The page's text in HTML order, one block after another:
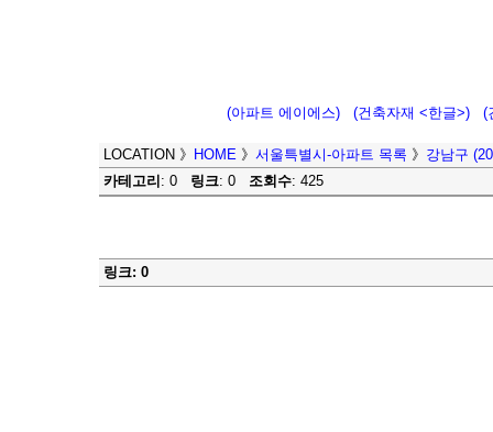
(아파트 에이에스) (건축자재 <한글>) (
LOCATION 》 HOME 》 서울특별시-아파트 목록 》 강남구
카테고리 : 0 링크: 0 조회수: 425
링크: 0